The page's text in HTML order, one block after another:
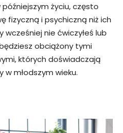
życiu, często
fizyczną i psychiczną niż ich
wcześniej nie ćwiczyłeś lub
obciążony tymi
których doświadczają
młodszym wieku.